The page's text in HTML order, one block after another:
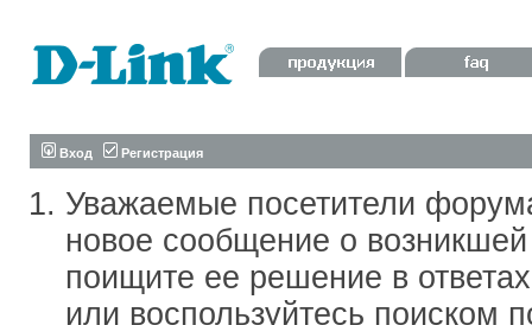
Вход Регистрация
Уважаемые посетители
новое сообщение о
поищите ее решение в
или воспользуйтесь поиском